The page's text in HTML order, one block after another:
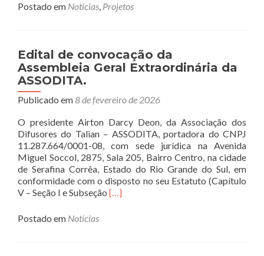
Fomento
e
Postado em Notícias, Projetos
Edital de convocação da
Assembleia Geral Extraordinária da
ASSODITA.
Publicado em8 de fevereiro de 2026
O presidente Airton Darcy Deon, da Associação dos
Difusores do Talian – ASSODITA, portadora do CNPJ
11.287.664/0001-08, com sede jurídica na Avenida
Miguel Soccol, 2875, Sala 205, Bairro Centro, na cidade
de Serafina Corrêa, Estado do Rio Grande do Sul, em
conformidade com o disposto no seu Estatuto (Capítulo
V – Seção I e Subseção Read
[…]
Postado em Notícias